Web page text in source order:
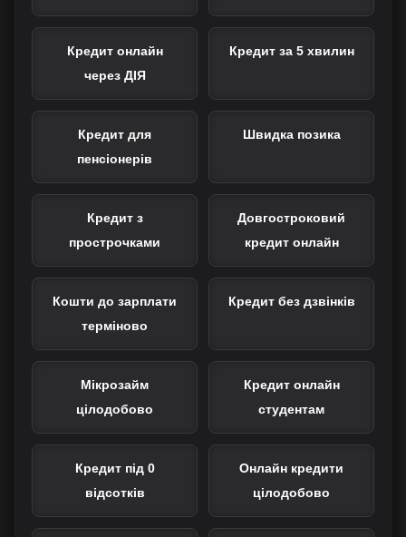
Кредит онлайн
через ДІЯ
Кредит за 5 хвилин
Кредит для
пенсіонерів
Швидка позика
Кредит з
прострочками
Довгостроковий
кредит онлайн
Кошти до зарплати
терміново
Кредит без дзвінків
Мікрозайм
цілодобово
Кредит онлайн
студентам
Кредит під 0
відсотків
Онлайн кредити
цілодобово